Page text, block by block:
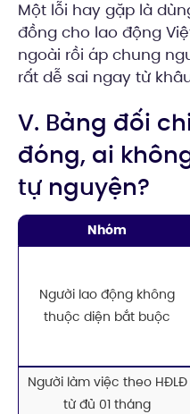
Một lỗi hay gặp là
đồng cho lao động
ngoài rồi áp chung
rất dễ sai ngay từ
V. Bảng đối
đóng, ai
tự nguyện?
Nhóm
Người lao động không
thuộc diện bắt buộc
Người làm việc theo HĐLĐ
từ đủ 01 tháng